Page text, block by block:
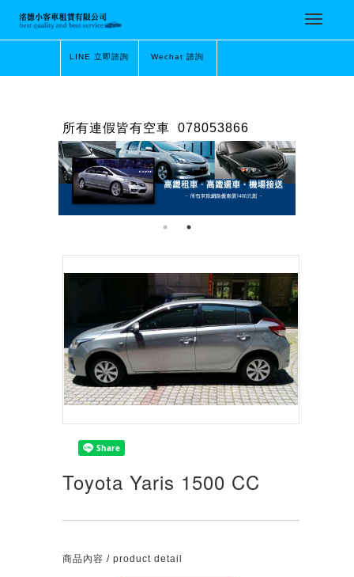
LINE 立即諮詢 Wechat 諮詢
所有連假皆有空車 078053866
Toyota Yaris 1500 CC
商品內容 / product detail